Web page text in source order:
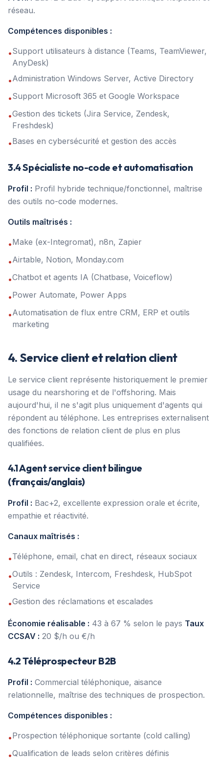
réseau.
Compétences disponibles :
•Support utilisateurs à distance (Teams, TeamViewer,
AnyDesk)
•Administration Windows Server, Active Directory
•Support Microsoft 365 et Google Workspace
•Gestion des tickets (Jira Service, Zendesk,
Freshdesk)
•Bases en cybersécurité et gestion des accès
3.4 Spécialiste no-code et automatisation
Profil : Profil hybride technique/fonctionnel, maîtrise
des outils no-code modernes.
Outils maîtrisés :
•Make (ex-Integromat), n8n, Zapier
•Airtable, Notion, Monday.com
•Chatbot et agents IA (Chatbase, Voiceflow)
•Power Automate, Power Apps
•Automatisation de flux entre CRM, ERP et outils
marketing
4. Service client et relation client
Le service client représente historiquement le premier
usage du nearshoring et de l'offshoring. Mais
aujourd'hui, il ne s'agit plus uniquement d'agents qui
répondent au téléphone. Les entreprises externalisent
des fonctions de relation client de plus en plus
qualifiées.
4.1 Agent service client bilingue
(français/anglais)
Profil : Bac+2, excellente expression orale et écrite,
empathie et réactivité.
Canaux maîtrisés :
•Téléphone, email, chat en direct, réseaux sociaux
•Outils : Zendesk, Intercom, Freshdesk, HubSpot
Service
•Gestion des réclamations et escalades
Économie réalisable : 43 à 67 % selon le pays Taux
CCSAV : 20 $/h ou €/h
4.2 Téléprospecteur B2B
Profil : Commercial téléphonique, aisance
relationnelle, maîtrise des techniques de prospection.
Compétences disponibles :
•Prospection téléphonique sortante (cold calling)
•Qualification de leads selon critères définis